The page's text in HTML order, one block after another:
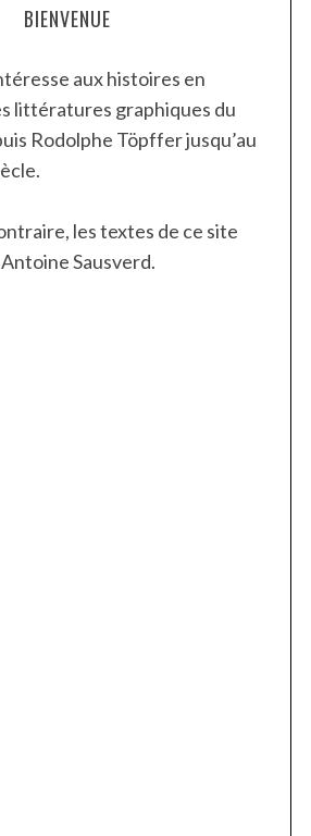
BIENVENUE
aux histoires en
littératures graphiques du
Rodolphe Töpffer jusqu’au
les textes de ce site
Sausverd.